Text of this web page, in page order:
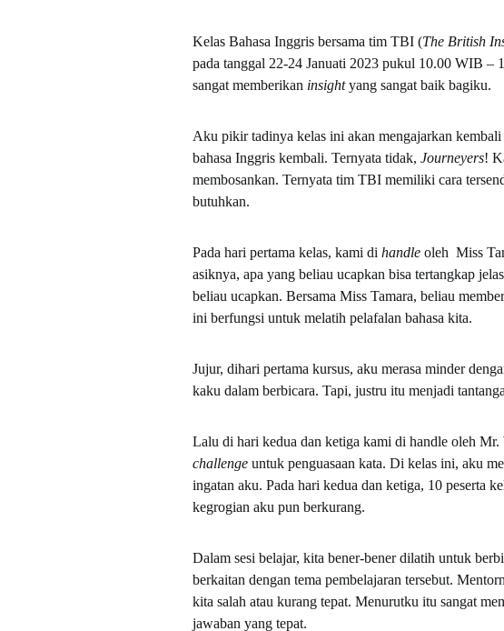
Kelas Bahasa Inggris bersama tim TBI (The British
pada tanggal 22-24 Januati 2023 pukul 10.00 WIB –
sangat memberikan insightyang sangat baik bagiku.
Aku pikir tadinya kelas ini akan mengajarkan
bahasa Inggris kembali. Ternyata tidak, Journeyers!
membosankan. Ternyata tim TBI memiliki cara
butuhkan.
Pada hari pertama kelas, kami di handle oleh Miss
asiknya, apa yang beliau ucapkan bisa tertangkap
beliau ucapkan. Bersama Miss Tamara, beliau
ini berfungsi untuk melatih pelafalan bahasa kita.
Jujur, dihari pertama kursus, aku merasa minder
kaku dalam berbicara. Tapi, justru itu menjadi
Lalu di hari kedua dan ketiga kami di handle oleh
challenge untuk penguasaan kata. Di kelas ini, aku
ingatan aku. Pada hari kedua dan ketiga, 10 peserta
kegrogian aku pun berkurang.
Dalam sesi belajar, kita bener-bener dilatih untuk
berkaitan dengan tema pembelajaran tersebut.
kita salah atau kurang tepat. Menurutku itu sangat
jawaban yang tepat.